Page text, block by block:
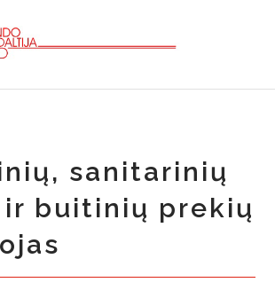
sanitarinių
ir buitinių prekių